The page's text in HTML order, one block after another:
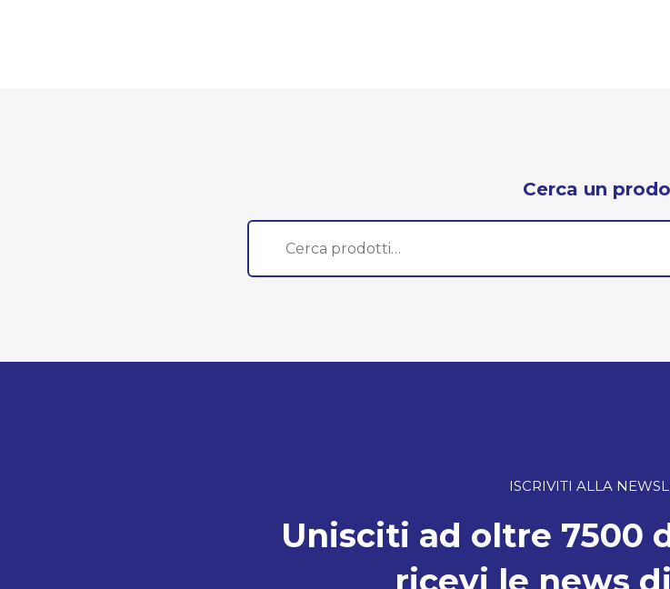
Cerca un
Cerca:
ISCRIVITI ALLA
Unisciti ad oltre 7500
ricevi le news